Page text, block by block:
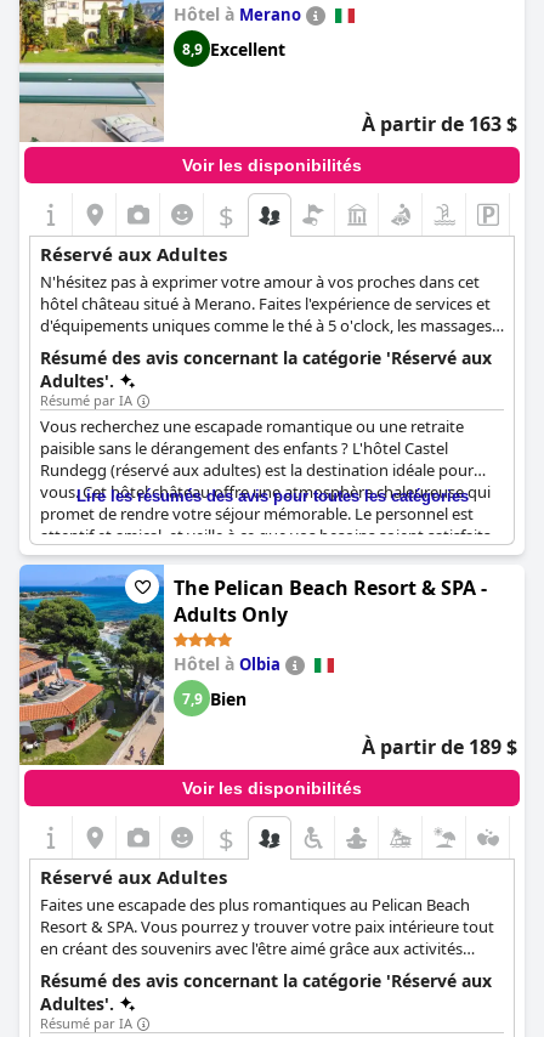
Hôtel à Merano
8,9 Excellent
À partir de 163 $
Voir les disponibilités
$
Réservé aux Adultes
N'hésitez pas à exprimer votre amour à vos proches dans cet
hôtel château situé à Merano. Faites l'expérience de services et
d'équipements uniques comme le thé à 5 ο'clock, les massages
au spa et les saveurs uniques de la cuisine. Le Castel Rundegg
veut que vous vous sentiez libre et que vous soyez vous-mêmes
dans son hébergement.
Résumé des avis concernant la catégorie 'Réservé aux
Adultes'.
Résumé par IA
Vous recherchez une escapade romantique ou une retraite
paisible sans le dérangement des enfants ? L'hôtel Castel
Rundegg (réservé aux adultes) est la destination idéale pour
vous. Cet hôtel château offre une atmosphère chaleureuse qui
promet de rendre votre séjour mémorable. Le personnel est
attentif et amical, et veille à ce que vos besoins soient satisfaits.
Avec son charme médiéval et son décor flamboyant, cet hôtel
réservé aux adultes est parfait pour ceux qui recherchent un
hébergement qui sort de l'ordinaire. Les clients n'ont que de
bonnes choses à dire sur leur séjour à l'
(Adults Only), qu'ils considèrent comme un endroit où ils
reviendraient volontiers. Bien qu'ils aient eu un repas médiocre,
ils étaient heureux de partager que tout le reste était
exceptionnel. Par conséquent, si vous recherchez un hôtel
charmant, réservé aux adultes et plein de charme, ne cherchez
pas plus loin que l'
Hotel Castel Rundegg (Adults Only).
Lire les résumés des avis pour toutes les catégories
The Pelican Beach Resort & SPA -
Adults Only
Hôtel à Olbia
7,9 Bien
À partir de 189 $
Voir les disponibilités
$
Réservé aux Adultes
Faites une escapade des plus romantiques au Pelican Beach
Resort & SPA. Vous pourrez y trouver votre paix intérieure tout
en créant des souvenirs avec l'être aimé grâce aux activités
proposées. Dans cet hôtel réservé aux adultes, vous pourrez
non seulement utiliser les installations de bien-être mais aussi
organiser votre mariage.
Résumé des avis concernant la catégorie 'Réservé aux
Adultes'.
Résumé par IA